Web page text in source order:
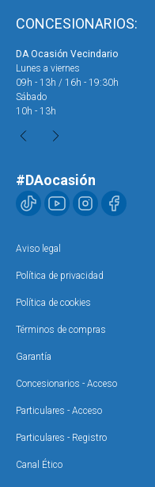
CONCESIONARIOS:
DA Ocasión Vecindario
Lunes a viernes
09h - 13h / 16h - 19:30h
Sábado
10h - 13h
#DAocasión
Aviso legal
Política de privacidad
Política de cookies
Términos de compras
Garantía
Concesionarios - Acceso
Particulares - Acceso
Particulares - Registro
Canal Ético